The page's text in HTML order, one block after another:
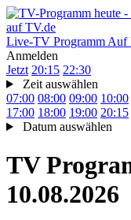
Live-TV Programm Auf
Anmelden
Jetzt 20:15 22:30
Zeit auswählen
07:00 08:00 09:00 10:00
17:00 18:00 19:00 20:15
Datum auswählen
TV
10.08.2026